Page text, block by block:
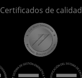
Certificados de calidad